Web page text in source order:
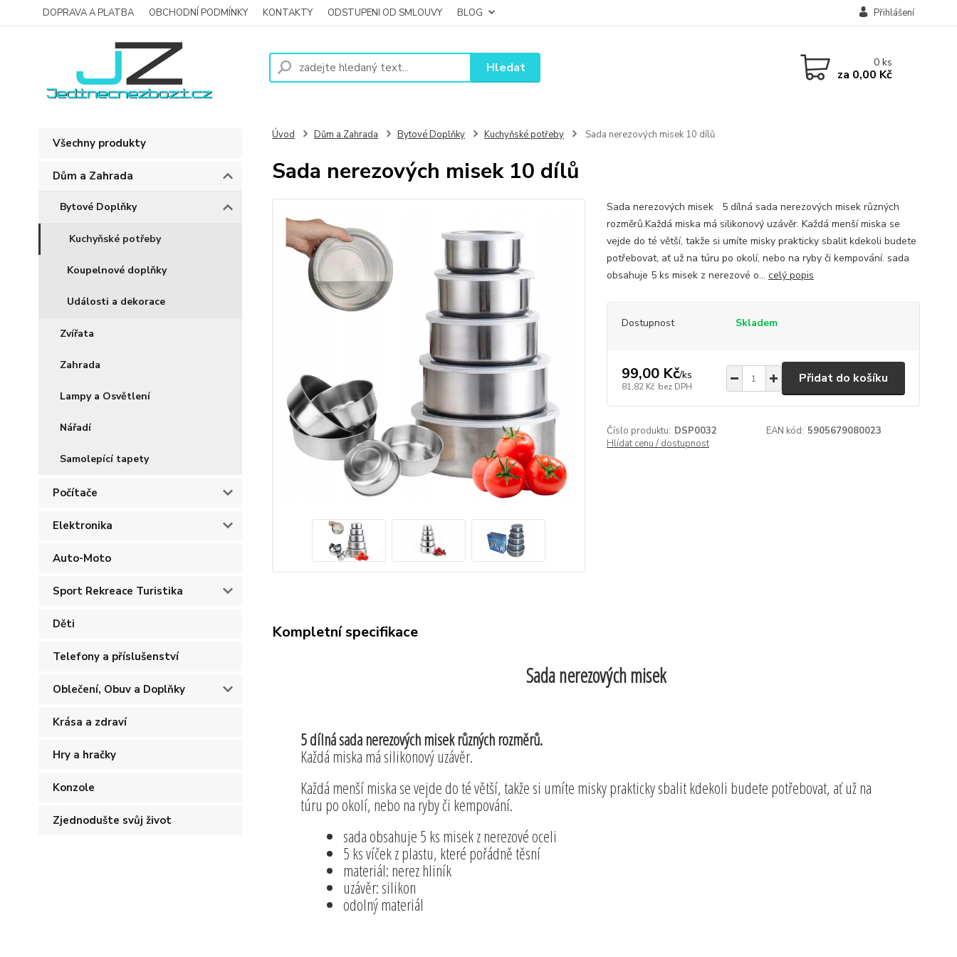
DOPRAVA A PLATBA OBCHODNÍ PODMÍNKY KONTAKTY ODSTUPENI OD SMLOUVY BLOG Přihlášení
Hledat 0ks
za 0,00 Kč
Všechny produkty
Dům a Zahrada
Bytové Doplňky
Kuchyňské potřeby
Koupelnové doplňky
Události a dekorace
Zvířata
Zahrada
Lampy a Osvětlení
Nářadí
Samolepící tapety
Počítače
Elektronika
Auto-Moto
Sport Rekreace Turistika
Děti
Telefony a příslušenství
Oblečení, Obuv a Doplňky
Krása a zdraví
Hry a hračky
Konzole
Zjednodušte svůj život
Úvod Dům a Zahrada Bytové Doplňky Kuchyňské potřeby Sada nerezových misek 10 dílů
Sada nerezových misek 10 dílů
Sada nerezových misek 5 dílná sada nerezových misek různých
rozměrů.Každá miska má silikonový uzávěr. Každá menší miska se
vejde do té větší, takže si umíte misky prakticky sbalit kdekoli budete
potřebovat, ať už na túru po okolí, nebo na ryby či kempování. sada
obsahuje 5 ks misek z nerezové o... celý popis
Dostupnost Skladem
99,00 Kč/ks
81,82 Kč bez DPH
Přidat do košíku
Číslo produktu: DSP0032 EAN kód: 5905679080023
Hlídat cenu / dostupnost
Kompletní specifikace
Sada nerezových misek
5 dílná sada nerezových misek různých rozměrů.
Každá miska má silikonový uzávěr.
Každá menší miska se vejde do té větší, takže si umíte misky prakticky sbalit kdekoli budete potřebovat, ať už na
túru po okolí, nebo na ryby či kempování.
sada obsahuje 5 ks misek z nerezové oceli
5 ks víček z plastu, které pořádně těsní
materiál: nerez hliník
uzávěr: silikon
odolný materiál